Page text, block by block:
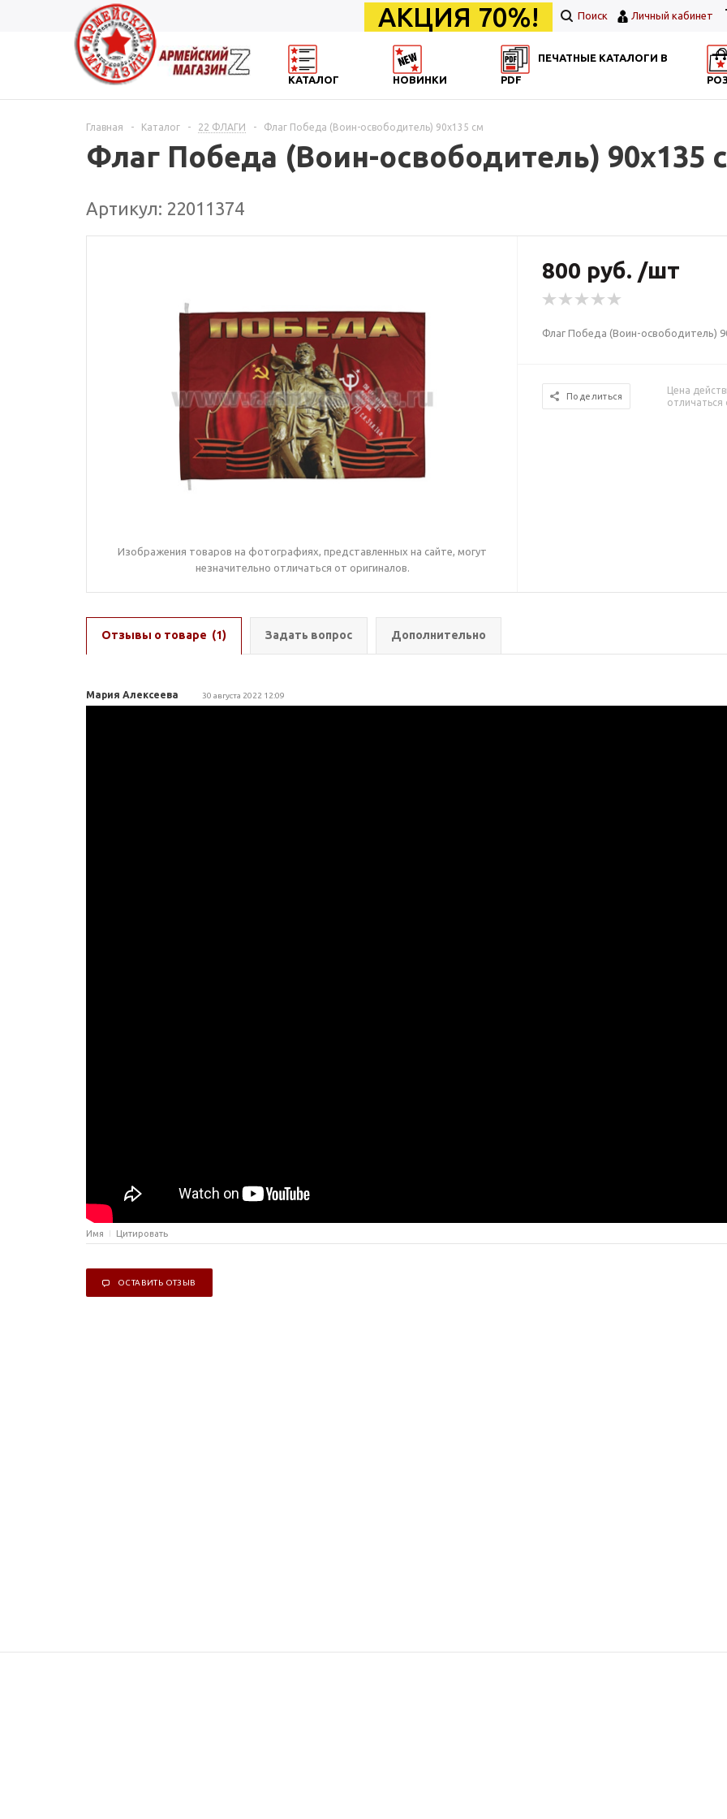
АКЦИЯ 70%! Поиск Личный кабинет
КАТАЛОГ НОВИНКИ
ПЕЧАТНЫЕ КАТАЛОГИ В
PDF
Главная - Каталог - 22 ФЛАГИ - Флаг Победа (Воин-освободитель) 90x135 см
Флаг Победа (Воин-освободитель) 90x135
Артикул: 22011374
Изображения товаров на фотографиях, представленных на сайте, могут
незначительно отличаться от оригиналов.
800 руб. /шт
Флаг Победа (Воин-освободитель)
Поделиться
Цена
отличаться
Отзывы о товаре (1) Задать вопрос Дополнительно
Мария Алексеева 30 августа 2022 12:09
Имя Цитировать
ОСТАВИТЬ ОТЗЫВ